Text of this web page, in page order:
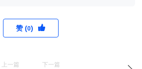
赞 (0)
上一篇 下一篇